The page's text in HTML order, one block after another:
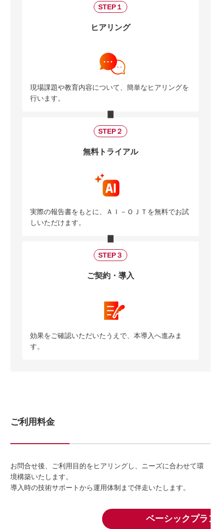
STEP１
ヒアリング
現場課題や教育内容について、簡単なヒアリングを
行います。
STEP２
無料トライアル
実際の報告書をもとに、ＡＩ－ＯＪＴを無料でお試
しいただけます。
STEP３
ご契約・導入
効果をご確認いただいたうえで、本導入へ進みま
す。
ご利用料金
お問合せ後、ご利用目的をヒアリングし、ニーズに合わせて環
境構築いたします。
導入時の技術サポートから運用体制まで伴走いたします。
ベーシックプラン